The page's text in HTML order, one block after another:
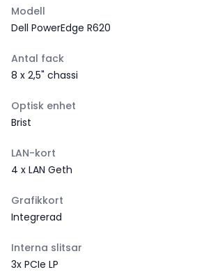
Modell
Dell PowerEdge R620
Antal fack
8 x 2,5" chassi
Optisk enhet
Brist
LAN-kort
4 x LAN Geth
Grafikkort
Integrerad
Interna slitsar
3x PCIe LP